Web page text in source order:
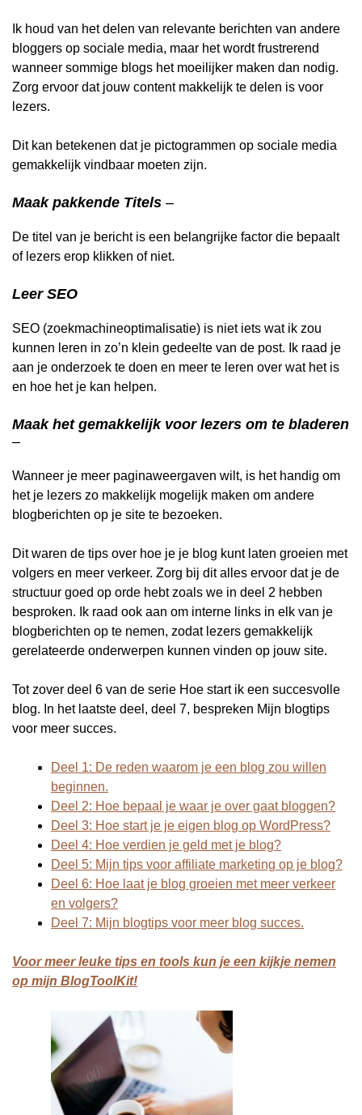
Ik houd van het delen van relevante berichten van andere
bloggers op sociale media, maar het wordt frustrerend
wanneer sommige blogs het moeilijker maken dan nodig.
Zorg ervoor dat jouw content makkelijk te delen is voor
lezers.
Dit kan betekenen dat je pictogrammen op sociale media
gemakkelijk vindbaar moeten zijn.
Maak pakkende Titels –
De titel van je bericht is een belangrijke factor die bepaalt
of lezers erop klikken of niet.
Leer SEO
SEO (zoekmachineoptimalisatie) is niet iets wat ik zou
kunnen leren in zo’n klein gedeelte van de post. Ik raad je
aan je onderzoek te doen en meer te leren over wat het is
en hoe het je kan helpen.
Maak het gemakkelijk voor lezers om te bladeren
–
Wanneer je meer paginaweergaven wilt, is het handig om
het je lezers zo makkelijk mogelijk maken om andere
blogberichten op je site te bezoeken.
Dit waren de tips over hoe je je blog kunt laten groeien met
volgers en meer verkeer. Zorg bij dit alles ervoor dat je de
structuur goed op orde hebt zoals we in deel 2 hebben
besproken. Ik raad ook aan om interne links in elk van je
blogberichten op te nemen, zodat lezers gemakkelijk
gerelateerde onderwerpen kunnen vinden op jouw site.
Tot zover deel 6 van de serie Hoe start ik een succesvolle
blog. In het laatste deel, deel 7, bespreken Mijn blogtips
voor meer succes.
Deel 1: De reden waarom je een blog zou willen
beginnen.
Deel 2: Hoe bepaal je waar je over gaat bloggen?
Deel 3: Hoe start je je eigen blog op WordPress?
Deel 4: Hoe verdien je geld met je blog?
Deel 5: Mijn tips voor affiliate marketing op je blog?
Deel 6: Hoe laat je blog groeien met meer verkeer
en volgers?
Deel 7: Mijn blogtips voor meer blog succes.
Voor meer leuke tips en tools kun je een kijkje nemen
op mijn BlogToolKit!